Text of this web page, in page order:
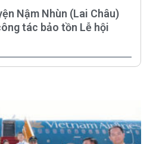
Nậm Nhùn (Lai Châu)
tác bảo tồn Lễ hội